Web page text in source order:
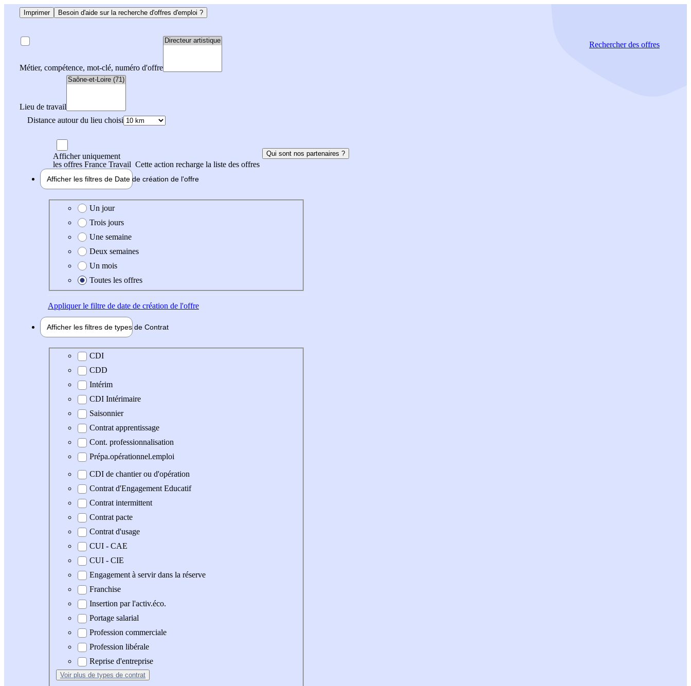
Imprimer Besoin d'aide sur la recherche d'offres d'emploi ?
Métier, compétence, mot-clé, numéro d'offre
Lieu de travail
Distance autour du lieu choisi
Rechercherdes offres
Afficher uniquement
les offres France Travail Cette action recharge la liste des offres
Qui sont nos partenaires ?
Afficher les filtres de Date de création de l'offre
Date de création de l'offre
Un jour
Trois jours
Une semaine
Deux semaines
Un mois
Toutes les offres
Appliquerle filtre de date de création de l'offre
Afficher les filtres de types de Contrat
Type de contrat
CDI
CDD
Intérim
CDI Intérimaire
Saisonnier
Contrat apprentissage
Cont. professionnalisation
Prépa.opérationnel.emploi
CDI de chantier ou d'opération
Contrat d'Engagement Educatif
Contrat intermittent
Contrat pacte
Contrat d'usage
CUI - CAE
CUI - CIE
Engagement à servir dans la réserve
Franchise
Insertion par l'activ.éco.
Portage salarial
Profession commerciale
Profession libérale
Reprise d'entreprise
Voir plus de types de contrat